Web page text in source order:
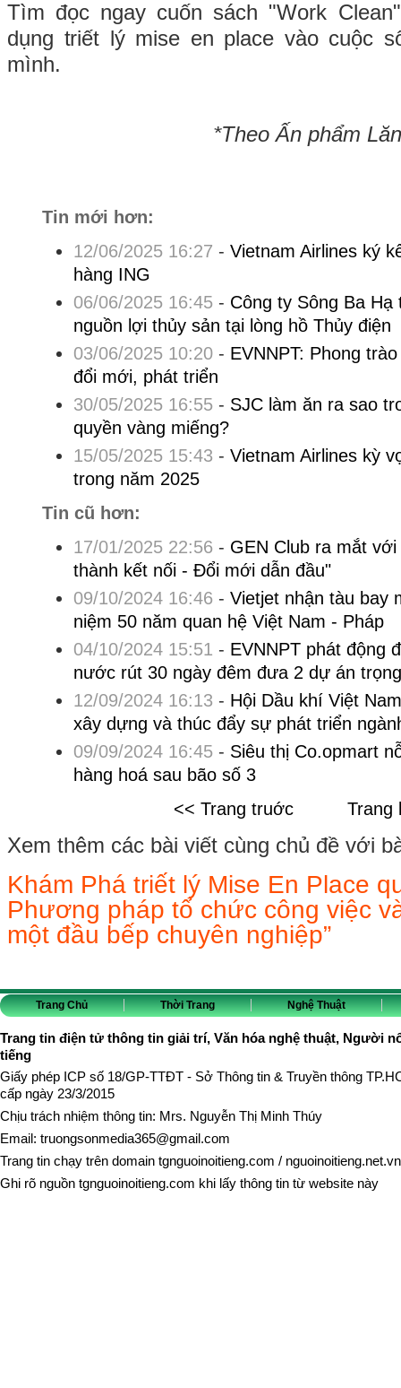
Tìm đọc ngay cuốn sách "Work
dụng triết lý mise en place vào cuộc
mình.
*Theo Ấn phẩm
Tin mới hơn:
12/06/2025 16:27 - Vietnam Airlines ký
hàng ING
06/06/2025 16:45- Công ty Sông Ba Hạ
nguồn lợi thủy sản tại lòng hồ Thủy điện
03/06/2025 10:20- EVNNPT: Phong
đổi mới, phát triển
30/05/2025 16:55- SJC làm ăn ra sao
quyền vàng miếng?
15/05/2025 15:43 - Vietnam Airlines kỳ
trong năm 2025
Tin cũ hơn:
17/01/2025 22:56 - GEN Club ra mắt
thành kết nối - Đổi mới dẫn đầu"
09/10/2024 16:46 - Vietjet nhận tàu bay
niệm 50 năm quan hệ Việt Nam - Pháp
04/10/2024 15:51 - EVNNPT phát động
nước rút 30 ngày đêm đưa 2 dự án
12/09/2024 16:13 - Hội Dầu khí Việt
xây dựng và thúc đẩy sự phát triển
09/09/2024 16:45- Siêu thị Co.opmart
hàng hoá sau bão số 3
<< Trang truớc
Trang
Xem thêm các bài viết cùng chủ đề với
Khám Phá triết lý Mise En Place
Phương pháp tổ chức công việc
một đầu bếp chuyên nghiệp”
Trang Chủ Thời Trang Nghệ Thuật
Trang tin điện tử thông tin giải trí, Văn hóa nghệ thuật, Người
tiếng
Giấy phép ICP số 18/GP-TTĐT - Sở Thông tin & Truyền thông
cấp ngày 23/3/2015
Chịu trách nhiệm thông tin: Mrs. Nguyễn Thị Minh Thúy
Email: truongsonmedia365@gmail.com
Trang tin chạy trên domain tgnguoinoitieng.com / nguoinoitieng.net.vn
Ghi rõ nguồn tgnguoinoitieng.com khi lấy thông tin từ website này